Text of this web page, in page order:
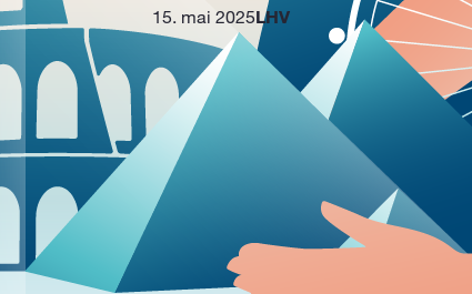
15. mai 2025LHV